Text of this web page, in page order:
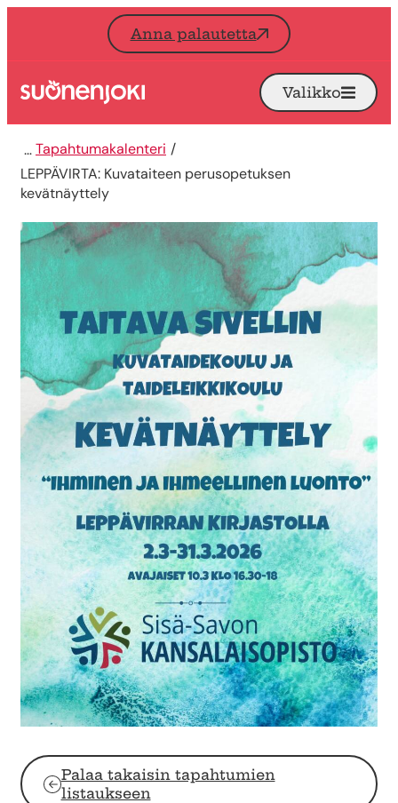
Siirry sisältöön
Anna palautetta
Etusivu Avaa
Valikko
Tapahtumakalenteri
LEPPÄVIRTA: Kuvataiteen perusopetuksen
kevätnäyttely
Palaa takaisin tapahtumien
listaukseen